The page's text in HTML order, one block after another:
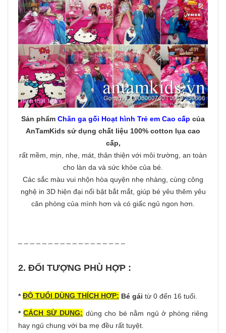
Sản phẩm Chăn ga gối Hoạt hình Trẻ em Cao cấp của
AnTamKids sử dụng chất liệu 100% cotton lụa cao
cấp,
rất mềm, mịn, nhẹ, mát, thân thiện với môi trường, an toàn
cho làn da và sức khỏe của bé.
Các sắc màu vui nhộn hòa quyện nhẹ nhàng, cùng công
nghệ in 3D hiện đại nổi bật bắt mắt, giúp bé yêu thêm yêu
căn phòng của mình hơn và có giấc ngủ ngon hơn.
2. ĐỐI TƯỢNG PHÙ HỢP :
*ĐỘ TUỔI DÙNG THÍCH HỢP: Bé gái từ 0 đến 16 tuổi.
*CÁCH SỪ DỤNG: dùng cho bé nằm ngủ ở phòng riêng
hay ngủ chung với ba mẹ đều rất tuyệt.